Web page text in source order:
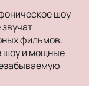
шоу
фильмов.
шоу и мощные